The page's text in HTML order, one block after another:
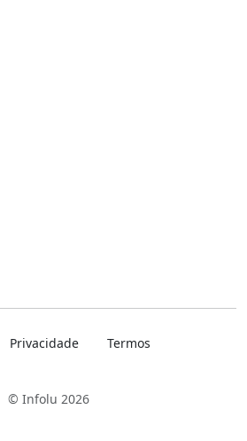
Privacidade Termos
© Infolu 2026